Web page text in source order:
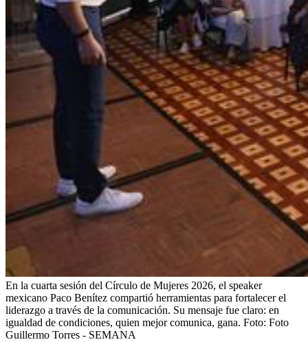
En la cuarta sesión del Círculo de Mujeres 2026, el speaker
mexicano Paco Benítez compartió herramientas para fortalecer el
liderazgo a través de la comunicación. Su mensaje fue claro: en
igualdad de condiciones, quien mejor comunica, gana. Foto: Foto
Guillermo Torres - SEMANA